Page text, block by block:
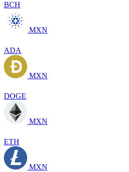
BCH
MXN
ADA
MXN
DOGE
MXN
ETH
MXN